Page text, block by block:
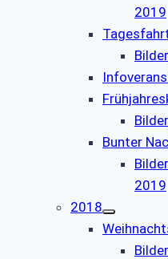
2019
Bunter
2019
2018